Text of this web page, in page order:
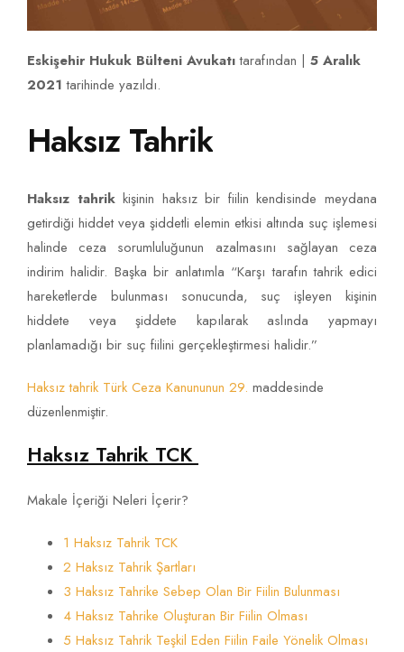
Eskişehir Hukuk Bülteni Avukatıtarafından | 5 Aralık
2021 tarihinde yazıldı.
Haksız Tahrik
Haksız tahrikkişinin haksız bir fiilin kendisinde meydana
getirdiği hiddet veya şiddetli elemin etkisi altında suç işlemesi
halinde ceza sorumluluğunun azalmasını sağlayan ceza
indirim halidir. Başka bir anlatımla “Karşı tarafın tahrik edici
hareketlerde bulunması sonucunda, suç işleyen kişinin
hiddete veya şiddete kapılarak aslında yapmayı
planlamadığı bir suç fiilini gerçekleştirmesi halidir.”
Haksız tahrik Türk Ceza Kanununun 29. maddesinde
düzenlenmiştir.
Haksız Tahrik TCK
Makale İçeriği Neleri İçerir?
1 Haksız Tahrik TCK
2 Haksız Tahrik Şartları
3 Haksız Tahrike Sebep Olan Bir Fiilin Bulunması
4 Haksız Tahrike Oluşturan Bir Fiilin Olması
5 Haksız Tahrik Teşkil Eden Fiilin Faile Yönelik Olması